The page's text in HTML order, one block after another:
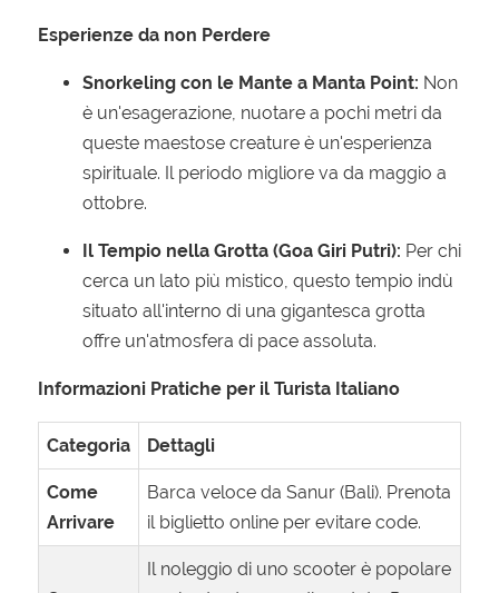
Esperienze da non Perdere
Snorkeling con le Mante a Manta Point: Non
è un'esagerazione, nuotare a pochi metri da
queste maestose creature è un'esperienza
spirituale. Il periodo migliore va da maggio a
ottobre.
Il Tempio nella Grotta (Goa Giri Putri): Per chi
cerca un lato più mistico, questo tempio indù
situato all'interno di una gigantesca grotta
offre un'atmosfera di pace assoluta.
Informazioni Pratiche per il Turista Italiano
Categoria Dettagli
Come
Arrivare
Barca veloce da Sanur (Bali). Prenota
il biglietto online per evitare code.
Il noleggio di uno scooter è popolare